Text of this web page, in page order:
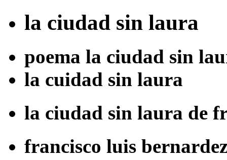
la ciudad sin laura
poema la ciudad sin
la cuidad sin laura
la ciudad sin laura de
francisco luis